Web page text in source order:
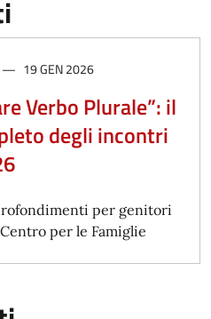
19 GEN 2026
Verbo Plurale”: il
degli incontri
per genitori
per le Famiglie